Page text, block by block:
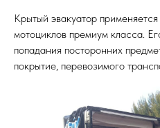
Крытый эвакуатор
мотоциклов премиум класса.
попадания посторонних
покрытие, перевозимого